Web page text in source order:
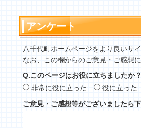
アンケート
八千代町ホームページをより良いサ
なお、この欄からのご意見・ご感想
Q.このページはお役に立ちましたか？
非常に役に立った
役に立った
ご意見・ご感想等がございましたら